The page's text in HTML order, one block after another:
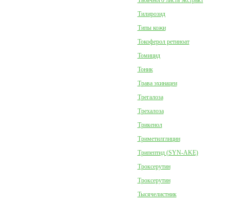
Тилирозид
Типы кожи
Токоферол ретиноат
Томицид
Тоник
Трава эхинацеи
Трегалоза
Трехалоза
Трикенол
Триметилглицин
Трипептид (SYN-AKE)
Троксерутин
Троксерутин
Тысячелистник